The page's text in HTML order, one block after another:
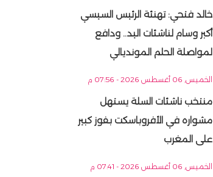
خالد فتحي: تهنئة الرئيس السيسي
أكبر وسام لناشئات اليد.. ودافع
لمواصلة الحلم المونديالي
الخميس, 06 أغسطس 2026 - 07:56 م
منتخب ناشئات السلة يستهل
مشواره في الأفروباسكت بفوز كبير
على المغرب
الخميس, 06 أغسطس 2026 - 07:41 م